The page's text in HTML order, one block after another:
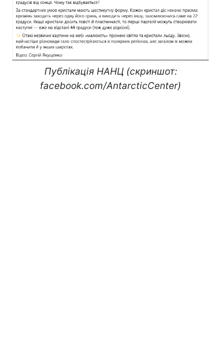
Публікація НАНЦ (скриншот:
facebook.com/AntarcticCenter)